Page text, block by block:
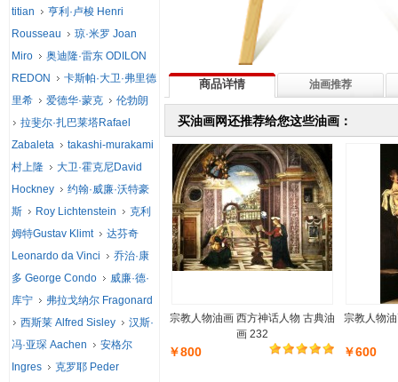
商品详情 油画推荐
买油画网还推荐给您这些油画：
宗教人物油画 西方神话人物 古典油
画 232
￥800
宗教人物
￥600
titian
亨利·卢梭 Henri
Rousseau
琼·米罗 Joan
Miro
奥迪隆·雷东 ODILON
REDON
卡斯帕·大卫·弗里德
里希
爱德华·蒙克
伦勃朗
拉斐尔·扎巴莱塔Rafael
Zabaleta
takashi-murakami
村上隆
大卫·霍克尼David
Hockney
约翰·威廉·沃特豪
斯
Roy Lichtenstein
克利
姆特Gustav Klimt
达芬奇
Leonardo da Vinci
乔治·康
多 George Condo
威廉·德·
库宁
弗拉戈纳尔 Fragonard
西斯莱 Alfred Sisley
汉斯·
冯·亚琛 Aachen
安格尔
Ingres
克罗耶 Peder